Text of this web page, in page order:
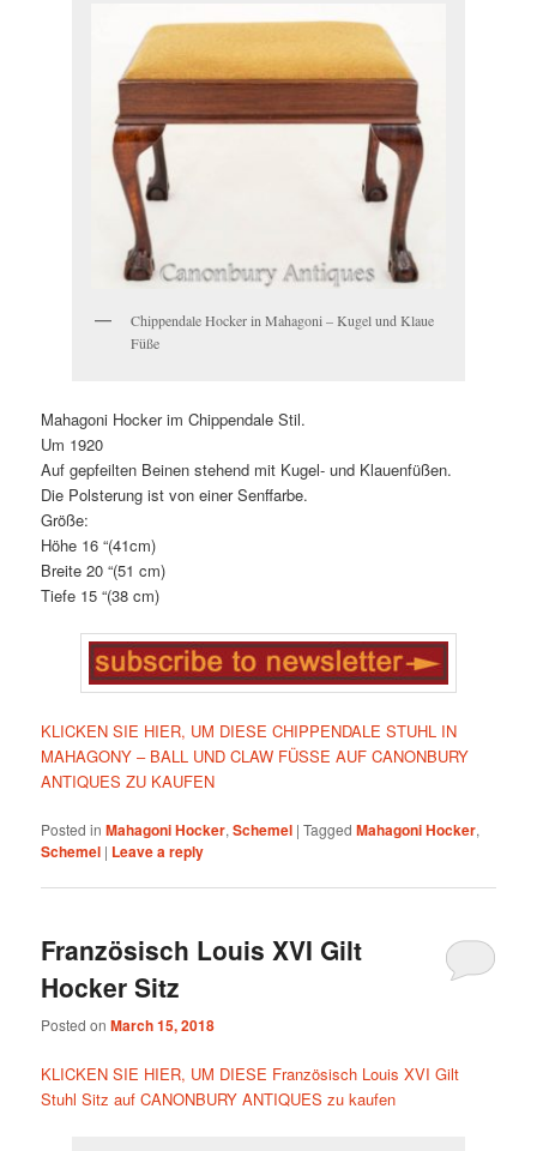
Chippendale Hocker in Mahagoni – Kugel und Klaue
Füße
Mahagoni Hocker im Chippendale Stil.
Um 1920
Auf gepfeilten Beinen stehend mit Kugel- und Klauenfüßen.
Die Polsterung ist von einer Senffarbe.
Größe:
Höhe 16 “(41cm)
Breite 20 “(51 cm)
Tiefe 15 “(38 cm)
KLICKEN SIE HIER, UM DIESE CHIPPENDALE STUHL IN
MAHAGONY – BALL UND CLAW FÜSSE AUF CANONBURY
ANTIQUES ZU KAUFEN
Posted in Mahagoni Hocker,Schemel |Tagged Mahagoni Hocker,
Schemel | Leave a reply
Französisch Louis XVI Gilt
Hocker Sitz
Posted onMarch 15, 2018
KLICKEN SIE HIER, UM DIESE Französisch Louis XVI Gilt
Stuhl Sitz auf CANONBURY ANTIQUES zu kaufen